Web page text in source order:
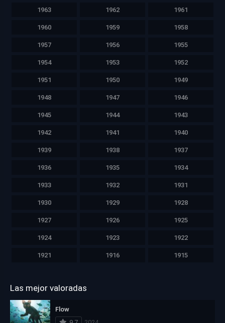
1963 1962 1961
1960 1959 1958
1957 1956 1955
1954 1953 1952
1951 1950 1949
1948 1947 1946
1945 1944 1943
1942 1941 1940
1939 1938 1937
1936 1935 1934
1933 1932 1931
1930 1929 1928
1927 1926 1925
1924 1923 1922
1921 1916 1915
Las mejor valoradas
Flow